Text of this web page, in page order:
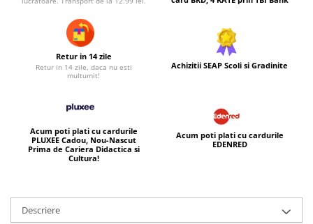
Retur in 14 zile
Retur in 14 zile, daca nu esti
multumit!
Achizitii SEAP Scoli si Gradinite
Acum poti plati cu cardurile
PLUXEE Cadou, Nou-Nascut
Prima de Cariera Didactica si
Cultura!
Acum poti plati cu cardurile
EDENRED
Descriere